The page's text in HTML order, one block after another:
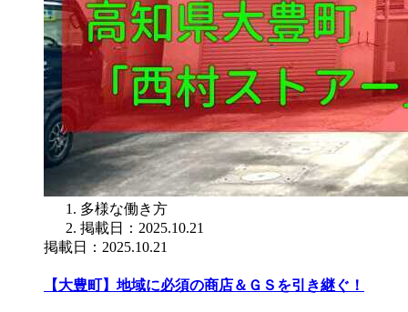
多様な働き方
掲載日：2025.10.21
掲載日：2025.10.21
【大豊町】地域に必須の商店＆ＧＳを引き継ぐ！